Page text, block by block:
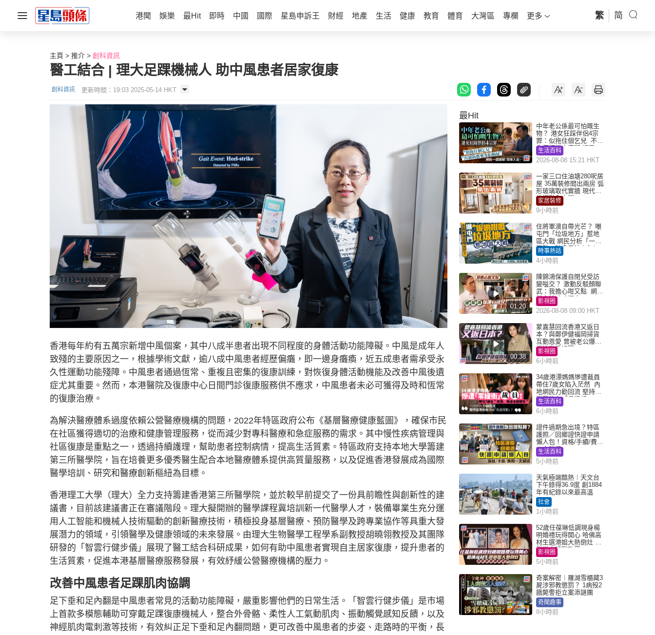
港聞 娛樂 最Hit 即時 中國 國際 星島申訴王 財經 地產 生活 健康 教育 體育 大灣區 專欄 更多 繁 简
主頁 推介 創科資訊
醫工結合 | 理大足踝機械人 助中風患者居家復康
創科資訊 更新時間：19:03 2025-05-14 HKT
香港每年約有五萬宗新增中風個案，其中八成半患者出現不同程度的身體活動功能障礙。中風是成年人
致殘的主要原因之一，根據學術文獻，逾八成中風患者經歷偏癱，即一邊身癱瘓，近五成患者需承受永
久性運動功能殘障。中風患者通過恆常、重複且密集的復康訓練，對恢復身體活動機能及改善中風後遺
症尤其重要。然而，本港醫院及復康中心日間門診復康服務供不應求，中風患者未必可獲得及時和恆常
的復康治療。
為解決醫療體系過度依賴公營醫療機構的問題，2022年特區政府公布《基層醫療健康藍圖》，確保市民
在社區獲得適切的治療和健康管理服務，從而減少對專科醫療和急症服務的需求。其中慢性疾病管理與
社區復康是重點之一，透過持續護理，幫助患者控制病情，提高生活質素。特區政府支持本地大學籌建
第三所醫學院，旨在培養更多優秀醫生配合本地醫療體系提供高質量服務，以及促進香港發展成為國際
醫學培訓、研究和醫療創新樞紐為目標。
香港理工大學（理大）全力支持籌建香港第三所醫學院，並於較早前提交了一份具前瞻性與創新性的建
議書，目前該建議書正在審議階段。理大擬開辦的醫學課程冀培訓新一代醫學人才，裝備畢業生充分運
用人工智能和機械人技術驅動的創新醫療技術，積極投身基層醫療、預防醫學及跨專業協作等具重大發
展潛力的領域，引領醫學及健康領域的未來發展。由理大生物醫學工程學系副教授胡曉翎教授及其團隊
研發的「智雲行健步儀」展現了醫工結合科研成果，如何有助中風患者實現自主居家復康，提升患者的
生活質素，促進本港基層醫療服務發展，有效紓緩公營醫療機構的壓力。
改善中風患者足踝肌肉協調
足下垂和足內翻是中風患者常見的活動功能障礙，嚴重影響他們的日常生活。「智雲行健步儀」是市場
上首款多模態輔助可穿戴足踝復康機械人，整合外骨骼、柔性人工氣動肌肉、振動觸覺感知反饋，以及
神經肌肉電刺激等技術，有效糾正足下垂和足內翻問題，更可改善中風患者的步姿、走路時的平衡，長
最Hit
中年老公係最可怕嘅生
物？ 港女狂踩伴侶4宗
罪：似拖住個乞兒 不解
為何經常去廁所 網民一
語道破
生活百科
2026-08-08 15:21 HKT
一家三口住油塘280呎居
屋 35萬裝修間出兩房 弧
形玻璃取代實牆 現代神
枱櫃融入玄關
家居裝修
9小時前
住將軍澳自帶光芒？ 嘲
屯門「垃圾地方」惹地
區大戰 網民分析「一共
同點」秒息風波｜Juicy
叮
時事熱話
4小時前
01:20
陳錦鴻保護自閉兒受訪
變嗌交？ 激動反駁顏聯
武：我擔心咁又點 網民
批主持咄咄逼人
影視圈
2026-08-08 09:00 HKT
00:38
蒙嘉慧回流香港又返日
本？與鄭伊健福岡掃貨
互動恩愛 曾被老公爆在
當地游手好閒
影視圈
6小時前
34歲港漂媽媽慘遭裁員
帶住7歲女陷入茫然 內
地網民力勸回流 堅持留
港背後有「長遠規
劃」？
生活百科
6小時前
證件過期急出境？特區
護照／回鄉證快證申請
懶人包！資格/手續/費用
一文睇清
生活百科
5小時前
天氣極端酷熱︱天文台
下午錄得36.9度 創1884
年有紀錄以來最高溫
社會
1小時前
52歲任葆琳低調現身楊
明婚禮玩得開心 哈佛高
材生選港姐大熱倒灶 息
影從商轉戰政界
影視圈
5小時前
奇案解密︱羅湖雪櫃藏3
屍涉邪教懲罰？ 1病歿2
餓斃警拒立案添謎團
奇聞趣事
8小時前